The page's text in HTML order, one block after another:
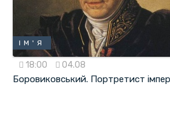
ІМ'Я
18:00 04.08
Боровиковський. Портретист